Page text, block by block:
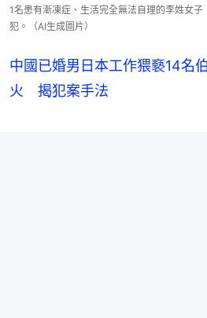
1名患有漸凍症、生活完全無法自理的李姓女
犯。（AI生成圖片）
中國已婚男日本工作猥褻14名
火 揭犯案手法